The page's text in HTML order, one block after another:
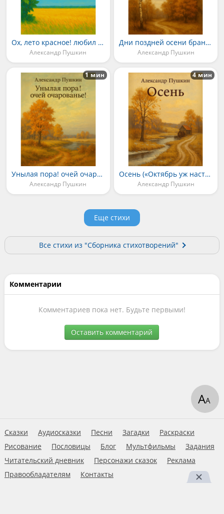
Ох, лето красное! любил бы я тебя...
Александр Пушкин
Дни поздней осени бранят обыкновенно...
Александр Пушкин
Унылая пора! очей очарованье!..
Александр Пушкин
1 мин
Осень («Октябрь уж наступил — уж роща отряхает»)
Александр Пушкин
4 мин
Еще стихи
Все стихи из "Сборника стихотворений"
Комментарии
Комментариев пока нет. Будьте первыми!
Оставить комментарий
Сказки Аудиосказки Песни Загадки
Раскраски
Рисование
Пословицы Блог Мультфильмы
Задания
Читательский дневник
Персонажи сказок
Реклама
Правообладателям
Контакты
АА